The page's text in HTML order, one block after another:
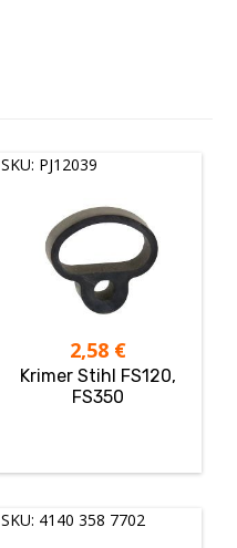
SKU: PJ12039
2,58 €
Krimer Stihl FS120,
FS350
SKU: 4140 358 7702